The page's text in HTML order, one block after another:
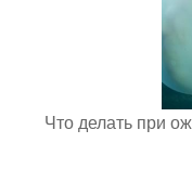
Что делать при